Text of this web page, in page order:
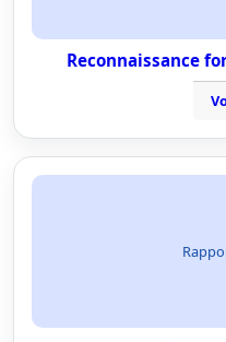
Reconnaissance